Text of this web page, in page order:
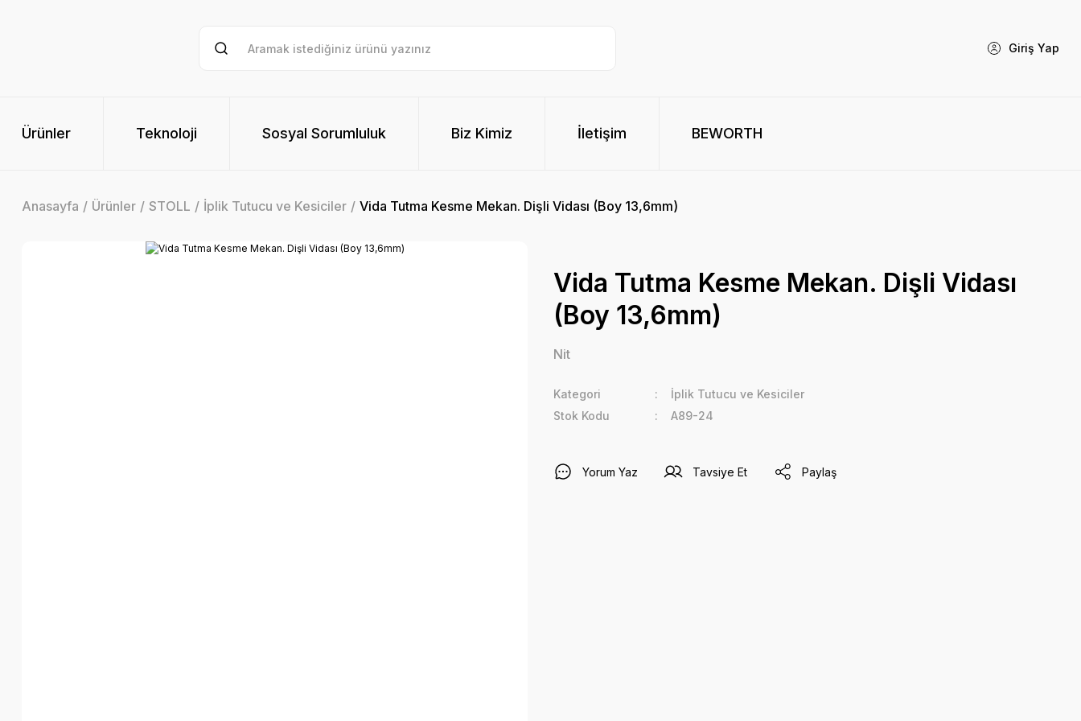
Giriş Yap
Ürünler Teknoloji Sosyal Sorumluluk Biz Kimiz İletişim BEWORTH
Anasayfa Ürünler STOLL İplik Tutucu ve Kesiciler Vida Tutma Kesme Mekan. Dişli Vidası (Boy 13,6mm)
Vida Tutma Kesme Mekan. Dişli Vidası
(Boy 13,6mm)
Nit
Kategori
İplik Tutucu ve Kesiciler
Stok Kodu
A89-24
Yorum Yaz Tavsiye Et Paylaş